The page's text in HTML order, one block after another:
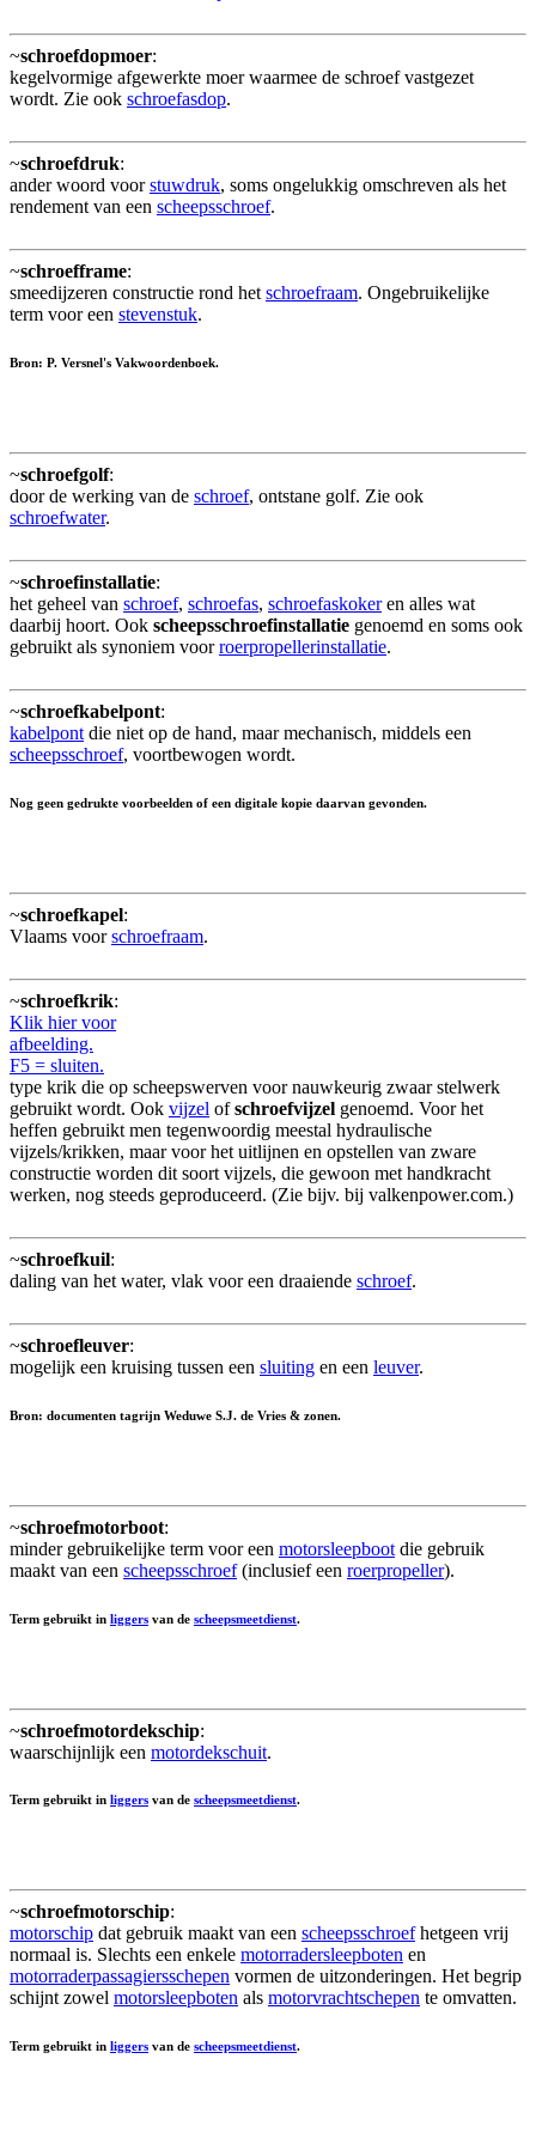
~schroefdopmoer:
kegelvormige afgewerkte moer waarmee de schroef vastgezet
wordt. Zie ook schroefasdop.
~schroefdruk:
ander woord voorstuwdruk, soms ongelukkig omschreven als het
rendement van een scheepsschroef.
~schroefframe:
smeedijzeren constructie rond het schroefraam. Ongebruikelijke
term voor een stevenstuk.
Bron: P. Versnel's Vakwoordenboek.
~schroefgolf:
door de werking van de schroef, ontstane golf. Zie ook
schroefwater.
~schroefinstallatie:
het geheel van schroef, schroefas, schroefaskokeren alles wat
daarbij hoort. Ook scheepsschroefinstallatie genoemd en soms ook
gebruikt als synoniem voorroerpropellerinstallatie.
~schroefkabelpont:
kabelpont die niet op de hand, maar mechanisch, middels een
scheepsschroef, voortbewogen wordt.
Nog geen gedrukte voorbeelden of een digitale kopie daarvan gevonden.
~schroefkapel:
Vlaams voorschroefraam.
~schroefkrik:
Klik hier voor
afbeelding.
F5 = sluiten.
type krik die op scheepswerven voor nauwkeurig zwaar stelwerk
gebruikt wordt. Ook vijzel ofschroefvijzel genoemd. Voor het
heffen gebruikt men tegenwoordig meestal hydraulische
vijzels/krikken, maar voor het uitlijnen en opstellen van zware
constructie worden dit soort vijzels, die gewoon met handkracht
werken, nog steeds geproduceerd. (Zie bijv. bij valkenpower.com.)
~schroefkuil:
daling van het water, vlak voor een draaiende schroef.
~schroefleuver:
mogelijk een kruising tussen een sluiting en een leuver.
Bron: documenten tagrijn Weduwe S.J. de Vries & zonen.
~schroefmotorboot:
minder gebruikelijke term voor een motorsleepboot die gebruik
maakt van een scheepsschroef(inclusief een roerpropeller).
Term gebruikt in liggers van de scheepsmeetdienst.
~schroefmotordekschip:
waarschijnlijk een motordekschuit.
Term gebruikt in liggers van de scheepsmeetdienst.
~schroefmotorschip:
motorschip dat gebruik maakt van een scheepsschroefhetgeen vrij
normaal is. Slechts een enkele motorradersleepboten en
motorraderpassagiersschepen vormen de uitzonderingen. Het begrip
schijnt zowel motorsleepboten als motorvrachtschepen te omvatten.
Term gebruikt in liggers van de scheepsmeetdienst.